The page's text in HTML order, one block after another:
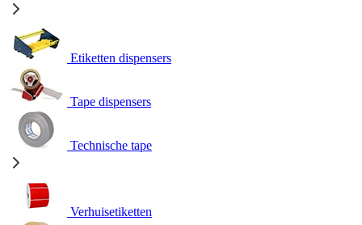
Etiketten dispensers
Tape dispensers
Technische tape
Verhuisetiketten